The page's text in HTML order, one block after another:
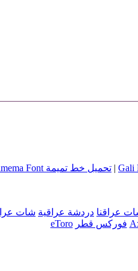
| تحميل خط تميمة Tamema Font
عراقنا دردشة عراقية شات
فوركس قطر eToro